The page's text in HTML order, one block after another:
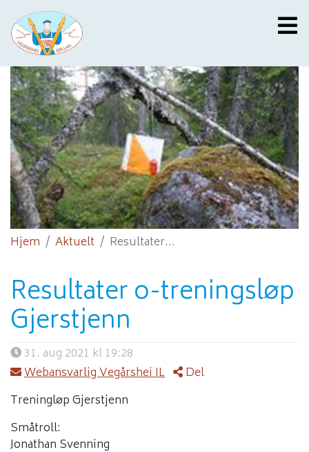
Hjem Aktuelt Resultater...
Resultater o-treningsløp
Gjerstjenn
31. aug 2021 kl 19:28
Webansvarlig Vegårshei IL
Del
Treningløp Gjerstjenn
Småtroll:
Jonathan Svenning